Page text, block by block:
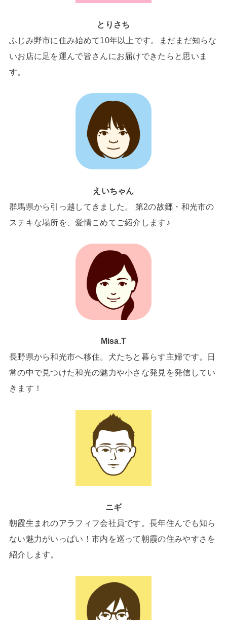
とりさち
ふじみ野市に住み始めて10年以上です。まだまだ知らな
いお店に足を運んで皆さんにお届けできたらと思いま
す。
えいちゃん
群馬県から引っ越してきました。 第2の故郷・和光市の
ステキな場所を、愛情こめてご紹介します♪
Misa.T
長野県から和光市へ移住。犬たちと暮らす主婦です。日
常の中で見つけた和光の魅力や小さな発見を発信してい
きます！
ニギ
朝霞生まれのアラフィフ会社員です。長年住んでも知ら
ない魅力がいっぱい！市内を巡って朝霞の住みやすさを
紹介します。